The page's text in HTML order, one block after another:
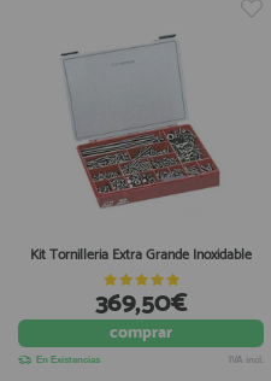
Kit Tornilleria Extra Grande Inoxidable
369,50€
comprar
En Existencias IVA incl.